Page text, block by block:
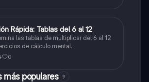
Rápida: Tablas del 6 al 12
las tablas de multiplicar del 6 al 12
de cálculo mental.
0
más populares 9